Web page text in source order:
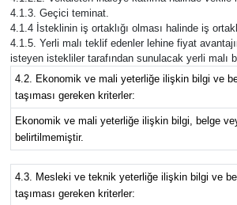
4.1.3. Geçici teminat.
4.1.4 İsteklinin iş ortaklığı olması halinde iş
4.1.5. Yerli malı teklif edenler lehine fiyat
isteyen istekliler tarafından sunulacak yerli malı
4.2. Ekonomik ve mali yeterliğe ilişkin bilgi ve
taşıması gereken kriterler:
Ekonomik ve mali yeterliğe ilişkin bilgi, belge
belirtilmemiştir.
4.3. Mesleki ve teknik yeterliğe ilişkin bilgi ve
taşıması gereken kriterler: